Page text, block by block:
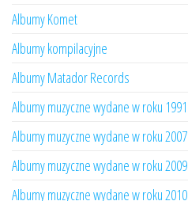
Albumy Komet
Albumy kompilacyjne
Albumy Matador Records
Albumy muzyczne wydane w roku 1991
Albumy muzyczne wydane w roku 2007
Albumy muzyczne wydane w roku 2009
Albumy muzyczne wydane w roku 2010